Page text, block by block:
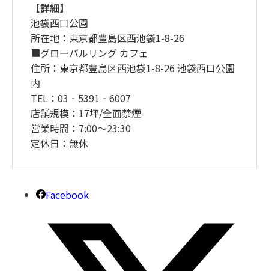
【詳細】
池袋西口公園
所在地：東京都豊島区西池袋1-8-26
■グローバルリング カフェ
住所：東京都豊島区西池袋1-8-26 池袋西口公園
内
TEL：03‐5391‐6007
店舗規模：17坪/全面禁煙
営業時間：7:00～23:30
定休日：無休
Facebook